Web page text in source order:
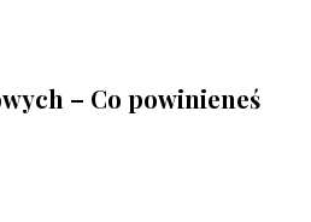
– Co powinieneś